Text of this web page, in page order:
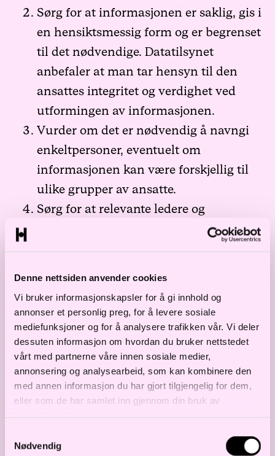
Denne nettsiden anvender cookies
Vi bruker informasjonskapsler for å gi innhold og
annonser et personlig preg, for å levere sosiale
mediefunksjoner og for å analysere trafikken vår. Vi deler
dessuten informasjon om hvordan du bruker nettstedet
vårt med partnerne våre innen sosiale medier,
annonsering og analysearbeid, som kan kombinere den
med annen informasjon du har gjort tilgjengelig for dem,
eller som de har samlet inn gjennom din bruk av
Nødvendig
Sørg for at informasjonen er saklig, gis i
en hensiktsmessig form og er begrenset
til det nødvendige. Datatilsynet
anbefaler at man tar hensyn til den
ansattes integritet og verdighet ved
utformingen av informasjonen.
Vurder om det er nødvendig å navngi
enkeltpersoner, eventuelt om
informasjonen kan være forskjellig til
ulike grupper av ansatte.
Sørg for at relevante ledere og
medarbeidere blir informert så raskt
som mulig. Presiser at dette er
Følg helsemyndighetens råd og regler
som løpende oppdateres på
Folkehelseinstituttetshjemmesider
Ekstern informasjon til kunder,